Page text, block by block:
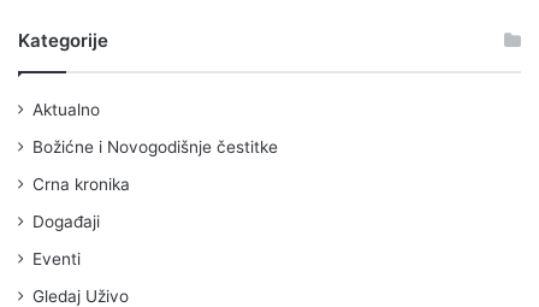
Kategorije
Aktualno
Božićne i Novogodišnje čestitke
Crna kronika
Događaji
Eventi
Gledaj Uživo